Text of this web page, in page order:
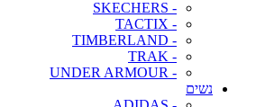
- SKECHERS
- TACTIX
- TIMBERLAND
- TRAK
- UNDER ARMOUR
נשים